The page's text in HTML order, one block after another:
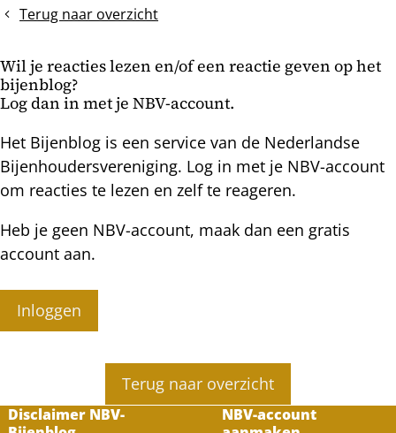
en
de
winter
Terug naar overzicht
Wil je reacties lezen en/of een reactie geven op het
bijenblog?
Log dan in met je NBV-account.
Het Bijenblog is een service van de Nederlandse
Bijenhoudersvereniging. Log in met je NBV-account
om reacties te lezen en zelf te reageren.
Heb je geen NBV-account, maak dan een gratis
account aan.
Inloggen
Terug naar overzicht
Disclaimer NBV-
NBV-account